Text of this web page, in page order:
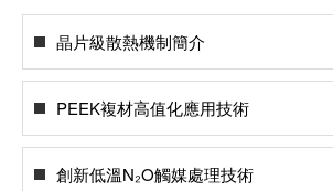
晶片級散熱機制簡介
PEEK複材高值化應用技術
創新低溫N₂O觸媒處理技術